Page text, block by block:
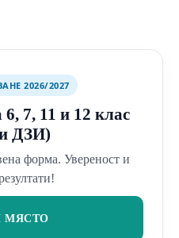
2026/2027
7, 11 и 12 клас
ДЗИ)
форма. Увереност и
МЯСТО